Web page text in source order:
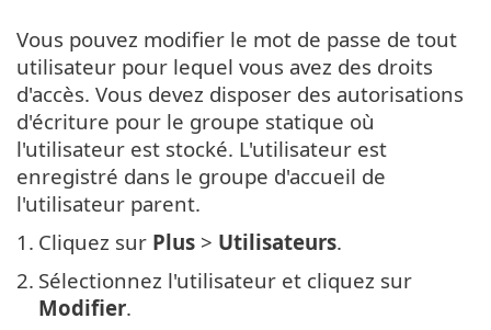
Vous pouvez modifier le mot de passe de tout
utilisateur pour lequel vous avez des droits
d'accès. Vous devez disposer des autorisations
d'écriture pour le groupe statique où
l'utilisateur est stocké. L'utilisateur est
enregistré dans le groupe d'accueil de
l'utilisateur parent.
1. Cliquez sur Plus > Utilisateurs.
2. Sélectionnez l'utilisateur et cliquez sur
Modifier.